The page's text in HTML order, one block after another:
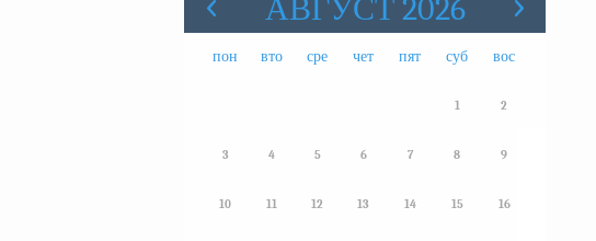
АВГУСТ 2026
пон вто сре чет пят суб вос
1 2
3 4 5 6 7 8 9
10 11 12 13 14 15 16